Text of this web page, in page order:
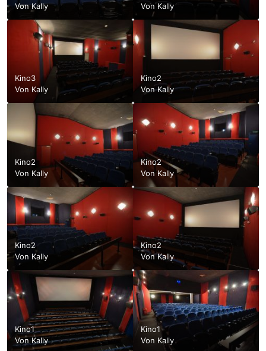
VonKally
VonKally
Kino3
Von Kally
Kino2
VonKally
Kino2
Von Kally
Kino2
Von Kally
Kino2
Von Kally
Kino2
VonKally
Kino1
VonKally
Kino1
Von Kally